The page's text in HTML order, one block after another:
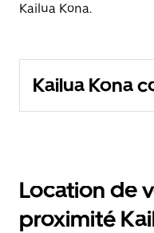
Kailua Kona.
Kailua Kona
Location de
proximité